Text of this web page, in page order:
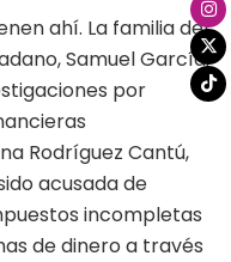
ahí. La familia del
Samuel García,
por
Rodríguez Cantú,
acusada de
incompletas
de dinero a través